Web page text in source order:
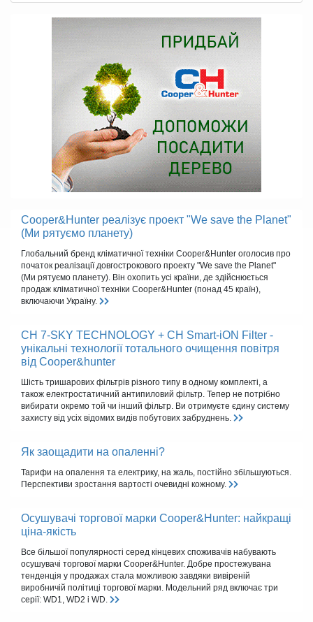
Cooper&Hunter реалізує проект "We save the Planet"
(Ми рятуємо планету)
Глобальний бренд кліматичної техніки Cooper&Hunter оголосив про
початок реалізації довгострокового проекту "We save the Planet"
(Ми рятуємо планету). Він охопить усі країни, де здійснюється
продаж кліматичної техніки Cooper&Hunter (понад 45 країн),
включаючи Україну.
CH 7-SKY TECHNOLOGY + CH Smart-iON Filter -
унікальні технології тотального очищення повітря
від Cooper&hunter
Шість тришарових фільтрів різного типу в одному комплекті, а
також електростатичний антипиловий фільтр. Тепер не потрібно
вибирати окремо той чи інший фільтр. Ви отримуєте єдину систему
захисту від усіх відомих видів побутових забруднень.
Як заощадити на опаленні?
Тарифи на опалення та електрику, на жаль, постійно збільшуються.
Перспективи зростання вартості очевидні кожному.
Осушувачі торгової марки Cooper&Hunter: найкращі
ціна-якість
Все більшої популярності серед кінцевих споживачів набувають
осушувачі торгової марки Cooper&Hunter. Добре простежувана
тенденція у продажах стала можливою завдяки вивіреній
виробничій політиці торгової марки. Модельний ряд включає три
серії: WD1, WD2 і WD.